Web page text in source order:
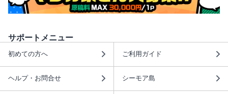
サポートメニュー
初めての方へ ご利用ガイド
ヘルプ・お問合せ シーモア島